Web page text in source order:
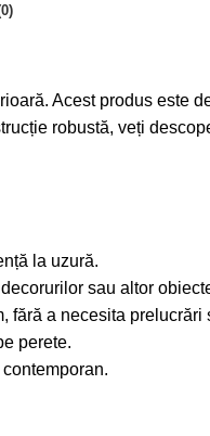
Acest produs este
robustă, veți
la uzură.
sau altor
fără a necesita prelucrări
perete.